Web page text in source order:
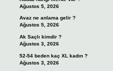
Ağustos 5, 2026
Avaz ne anlama gelir ?
Ağustos 5, 2026
Ak Saçlı kimdir ?
Ağustos 3, 2026
52-54 beden kaç XL kadın ?
Ağustos 3, 2026